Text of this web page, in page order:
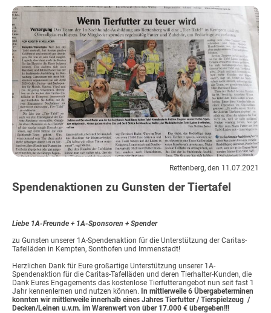
Rettenberg, den 11.07.2021
Spendenaktionen zu Gunsten der Tiertafel
Liebe 1A-Freunde + 1A-Sponsoren + Spender
zu Gunsten unserer 1A-Spendenaktion für die Unterstützung der Caritas-
Tafelläden in Kempten, Sonthofen und Immenstadt!
Herzlichen Dank für Eure großartige Unterstützung unserer 1A-
Spendenaktion für die Caritas-Tafelläden und deren Tierhalter-Kunden, die
Dank Eures Engagements das kostenlose Tierfutterangebot nun seit fast 1
Jahr kennenlernen und nutzen können. In mittlerweile 6 Übergabeterminen
konnten wir mittlerweile innerhalb eines Jahres Tierfutter / Tierspielzeug /
Decken/Leinen u.v.m. im Warenwert von über 17.000 € übergeben!!!